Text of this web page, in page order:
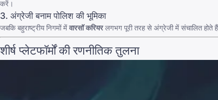
करें।
3. अंग्रेजी बनाम पोलिश की भूमिका
जबकि बहुराष्ट्रीय निगमों में वारसॉ करियरलगभग पूरी तरह से अंग्रेजी में संचालित होते
शीर्ष प्लेटफॉर्मों की रणनीतिक तुलना